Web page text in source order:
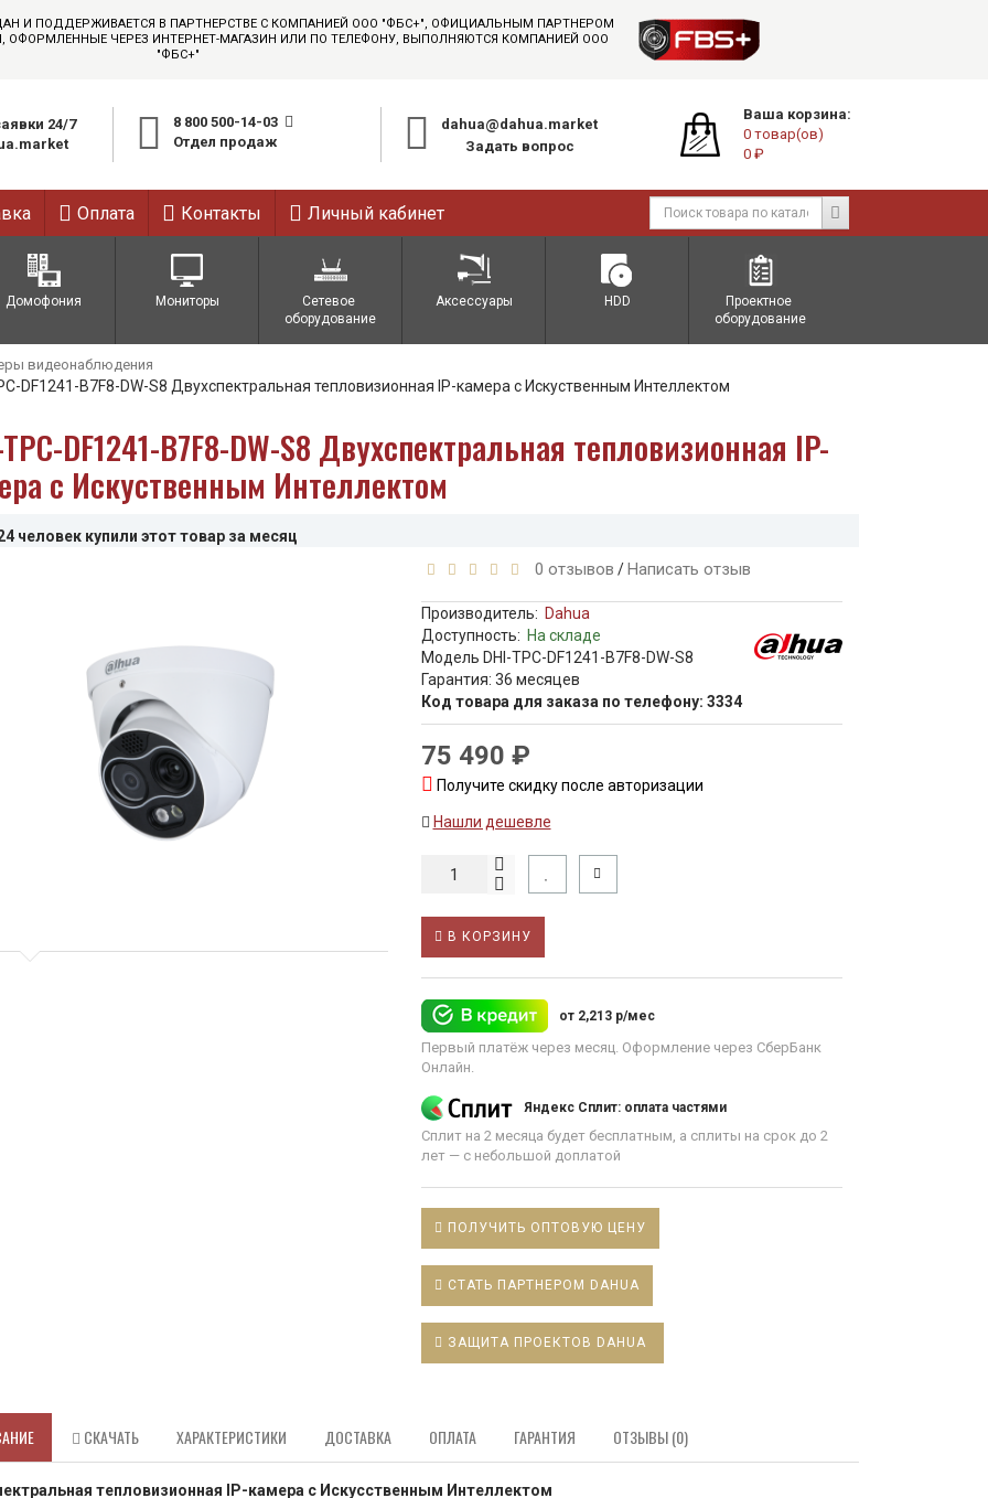
И ПОДДЕРЖИВАЕТСЯ В ПАРТНЕРСТВЕ С КОМПАНИЕЙ ООО "ФБС+", ОФИЦИАЛЬНЫМ ПАРТНЕРОМ
ОФОРМЛЕННЫЕ ЧЕРЕЗ ИНТЕРНЕТ-МАГАЗИН ИЛИ ПО ТЕЛЕФОНУ, ВЫПОЛНЯЮТСЯ КОМПАНИЕЙ ООО
"ФБС+"
24/7
8 800 500-14-03
Отдел продаж
dahua@dahua.market
Задать вопрос
Ваша корзина:
0 товар(ов)
0 ₽
Оплата Контакты Личный кабинет
Домофония Мониторы
Сетевое
оборудование
Аксессуары HDD
Проектное
оборудование
видеонаблюдения
DF1241-B7F8-DW-S8 Двухспектральная тепловизионная IP-камера с Искуственным Интеллектом
DF1241-B7F8-DW-S8 Двухспектральная тепловизионная IP-
с Искуственным Интеллектом
человек купили этот товар за месяц
0 отзывов / Написать отзыв
Производитель: Dahua
Доступность: На складе
Модель DHI-TPC-DF1241-B7F8-DW-S8
Гарантия: 36 месяцев
Код товара для заказа по телефону: 3334
75 490 ₽
Получите скидку после авторизации
Нашли дешевле
В КОРЗИНУ
от 2,213 р/мес
Первый платёж через месяц. Оформление через СберБанк
Онлайн.
Яндекс Сплит: оплата частями
Сплит на 2 месяца будет бесплатным, а сплиты на срок до 2
лет — с небольшой доплатой
ПОЛУЧИТЬ ОПТОВУЮ ЦЕНУ
СТАТЬ ПАРТНЕРОМ DAHUA
ЗАЩИТА ПРОЕКТОВ DAHUA
СКАЧАТЬ ХАРАКТЕРИСТИКИ ДОСТАВКА ОПЛАТА ГАРАНТИЯ ОТЗЫВЫ (0)
тепловизионная IP-камера с Искусственным Интеллектом